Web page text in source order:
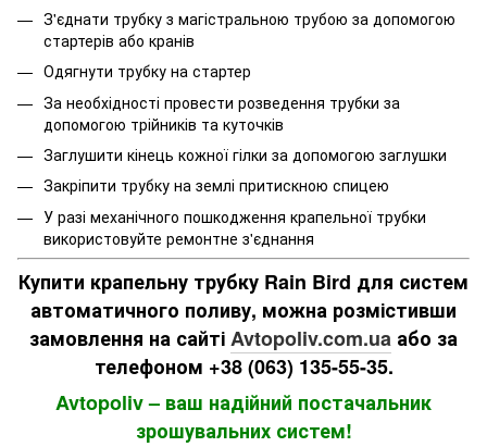
З'єднати трубку з магістральною трубою за допомогою
стартерів або кранів
Одягнути трубку на стартер
За необхідності провести розведення трубки за
допомогою трійників та куточків
Заглушити кінець кожної гілки за допомогою заглушки
Закріпити трубку на землі притискною спицею
У разі механічного пошкодження крапельної трубки
використовуйте ремонтне з'єднання
Купити крапельну трубку Rain Bird для систем
автоматичного поливу, можна розмістивши
замовлення на сайтіAvtopoliv.com.ua або за
телефоном +38 (063) 135-55-35.
Avtopoliv – ваш надійний постачальник
зрошувальних систем!